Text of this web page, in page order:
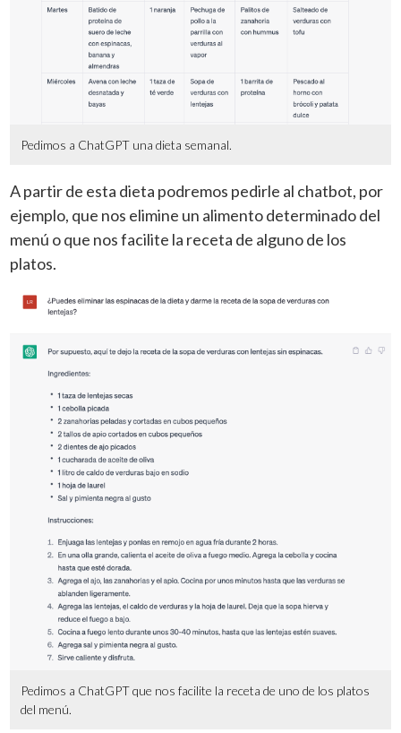
Pedimos a ChatGPT una dieta semanal.
A partir de esta dieta podremos pedirle al chatbot, por
ejemplo, que nos elimine un alimento determinado del
menú o que nos facilite la receta de alguno de los
platos.
Pedimos a ChatGPT que nos facilite la receta de uno de los platos
del menú.